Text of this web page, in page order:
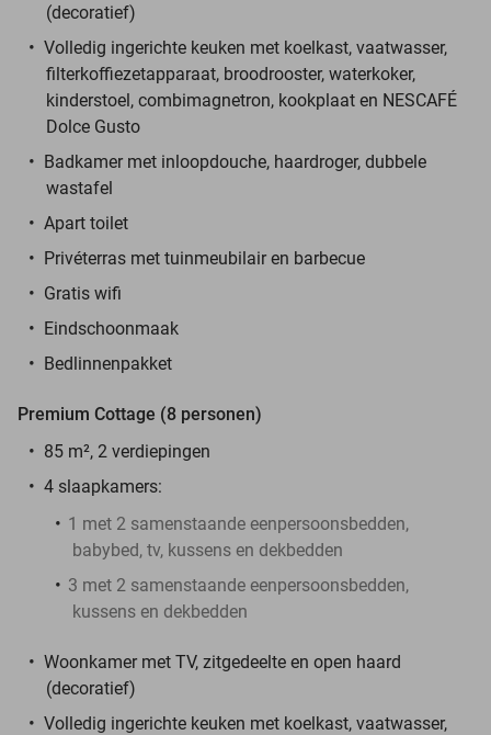
(decoratief)
Volledig ingerichte keuken met koelkast, vaatwasser,
filterkoffiezetapparaat, broodrooster, waterkoker,
kinderstoel, combimagnetron, kookplaat en NESCAFÉ
Dolce Gusto
Badkamer met inloopdouche, haardroger, dubbele
wastafel
Apart toilet
Privéterras met tuinmeubilair en barbecue
Gratis wifi
Eindschoonmaak
Bedlinnenpakket
Premium Cottage (8 personen)
85 m², 2 verdiepingen
4 slaapkamers:
1 met 2 samenstaande eenpersoonsbedden,
babybed, tv, kussens en dekbedden
3 met 2 samenstaande eenpersoonsbedden,
kussens en dekbedden
Woonkamer met TV, zitgedeelte en open haard
(decoratief)
Volledig ingerichte keuken met koelkast, vaatwasser,